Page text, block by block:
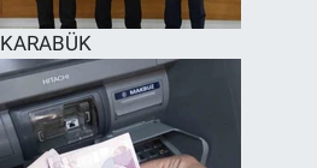
KARABÜKSon Dakika Haberleri
Haber Arşivi